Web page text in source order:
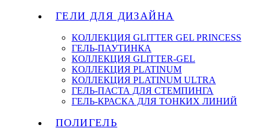
ГЕЛИ ДЛЯ ДИЗАЙНА
КОЛЛЕКЦИЯ GLITTER GEL PRINCESS
ГЕЛЬ-ПАУТИНКА
КОЛЛЕКЦИЯ GLITTER-GEL
КОЛЛЕКЦИЯ PLATINUM
КОЛЛЕКЦИЯ PLATINUM ULTRA
ГЕЛЬ-ПАСТА ДЛЯ СТЕМПИНГА
ГЕЛЬ-КРАСКА ДЛЯ ТОНКИХ ЛИНИЙ
ПОЛИГЕЛЬ